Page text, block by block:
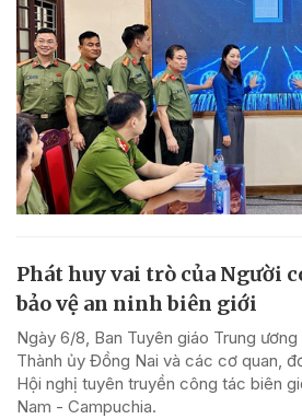
Phát huy vai trò của Người
bảo vệ an ninh biên giới
Ngày 6/8, Ban Tuyên giáo Trung
Thành ủy Đồng Nai và các cơ quan,
Hội nghị tuyên truyền công tác biên
Nam - Campuchia.